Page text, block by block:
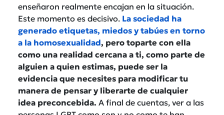
enseñaron realmente encajan en la situación.
Este momento es decisivo. La sociedad ha
generado etiquetas, miedos y tabúes en torno
a la homosexualidad, pero toparte con ella
como una realidad cercana a ti, como parte de
alguien a quien estimas, puede ser la
evidencia que necesites para modificar tu
manera de pensar y liberarte de cualquier
idea preconcebida. A final de cuentas, ver a las